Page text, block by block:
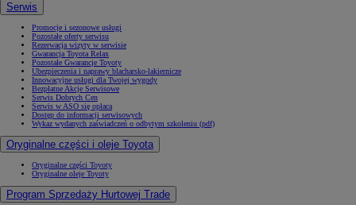
Serwis
Promocje i sezonowe usługi
Pozostałe oferty serwisu
Rezerwacja wizyty w serwisie
Gwarancja Toyota Relax
Pozostałe Gwarancje Toyoty
Ubezpieczenia i naprawy blacharsko-lakiernicze
Innowacyjne usługi dla Twojej wygody
Bezpłatne Akcje Serwisowe
Serwis Dobrych Cen
Serwis w ASO się opłaca
Dostęp do informacji serwisowych
Wykaz wydanych zaświadczeń o odbytym szkoleniu (pdf)
Oryginalne części i oleje Toyota
Oryginalne części Toyoty
Oryginalne oleje Toyoty
Program Sprzedaży Hurtowej Trade